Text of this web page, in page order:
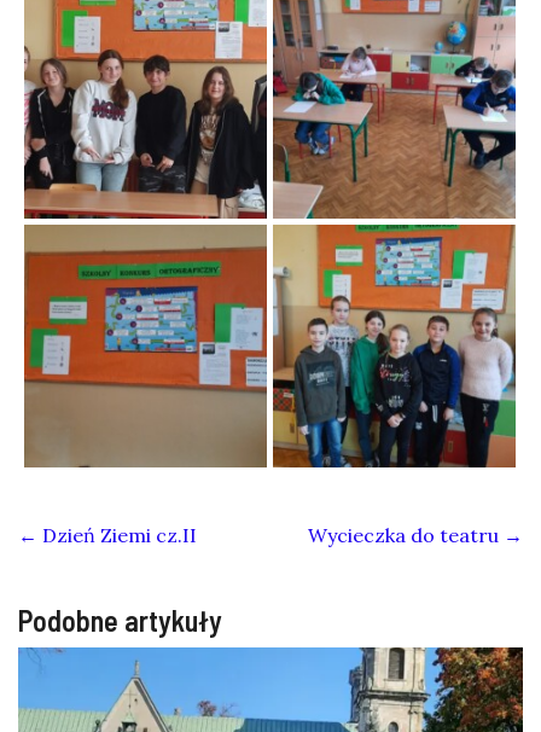
← Dzień Ziemi cz.II Wycieczka do teatru →
Podobne artykuły